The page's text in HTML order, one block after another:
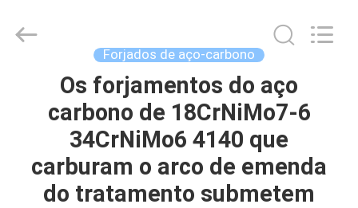
PRODUTOS
VÍDEOS
ENERGY
Forjados de aço-carbono
Os forjamentos do aço
carbono de 18CrNiMo7-6
34CrNiMo6 4140 que
carburam o arco de emenda
do tratamento submetem